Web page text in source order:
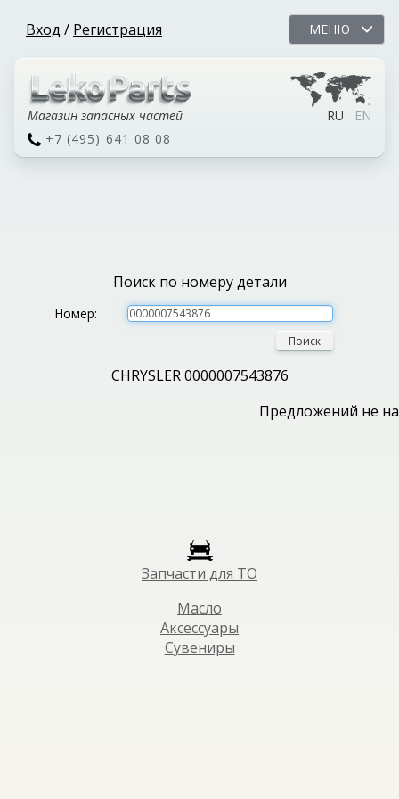
Вход / Регистрация МЕНЮ
Магазин запасных частей RU
EN
+7 (495) 641 08 08
Поиск по номеру детали
Номер:
Поиск
CHRYSLER 0000007543876
Предложений не
Запчасти для ТО
Масло
Аксессуары
Сувениры